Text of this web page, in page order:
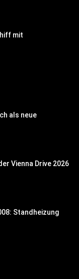
mit
als neue
Vienna Drive 2026
Standheizung